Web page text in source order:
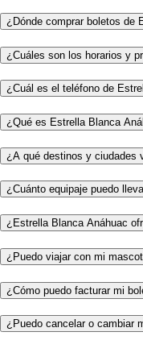
¿Dónde comprar boletos de
¿Cuáles son los horarios y
¿Cuál es el teléfono de
¿Qué es Estrella Blanca
¿A qué destinos y ciudades
¿Cuánto equipaje puedo
¿Estrella Blanca Anáhuac
¿Puedo viajar con mi
¿Cómo puedo facturar mi
¿Puedo cancelar o cambiar